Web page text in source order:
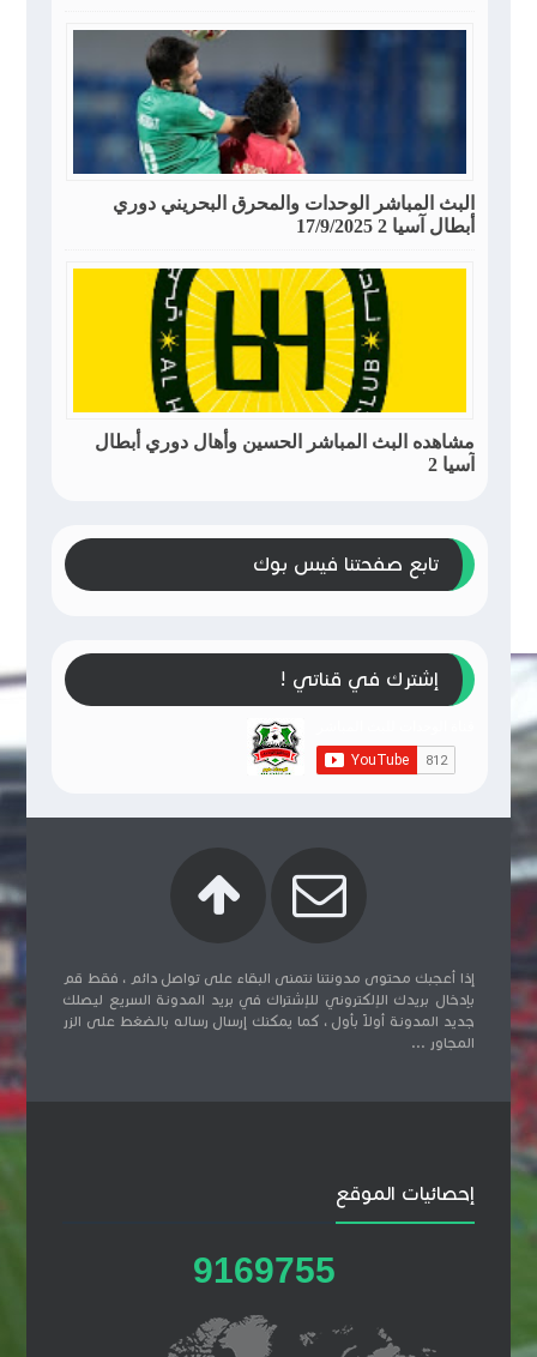
البث المباشر الوحدات والمحرق البحريني دوري
أبطال آسيا 2 17/9/2025
مشاهده البث المباشر الحسين وأهال دوري أبطال
آسيا 2
تابع صفحتنا فيس بوك
إشترك في قناتي !
إذا أعجبك محتوى مدونتنا نتمنى البقاء على تواصل دائم ، فقط قم
بإدخال بريدك الإلكتروني للإشتراك في بريد المدونة السريع ليصلك
جديد المدونة أولاً بأول ، كما يمكنك إرسال رساله بالضغط على الزر
المجاور ...
إحصائيات الموقع
9169755